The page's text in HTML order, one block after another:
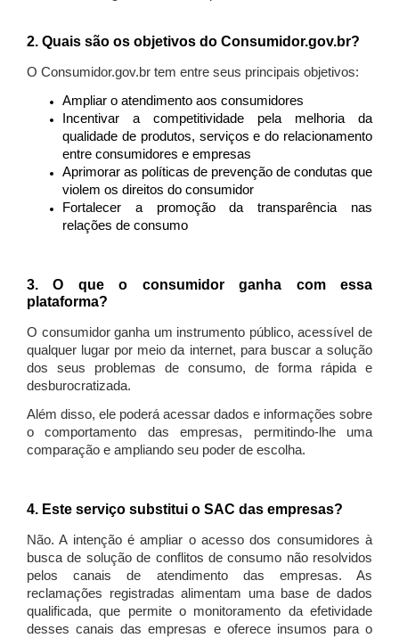
2. Quais são os objetivos do Consumidor.gov.br?
O Consumidor.gov.br tem entre seus principais objetivos:
Ampliar o atendimento aos consumidores
Incentivar a competitividade pela melhoria da
qualidade de produtos, serviços e do relacionamento
entre consumidores e empresas
Aprimorar as políticas de prevenção de condutas que
violem os direitos do consumidor
Fortalecer a promoção da transparência nas
relações de consumo
3. O que o consumidor ganha com essa
plataforma?
O consumidor ganha um instrumento público, acessível de
qualquer lugar por meio da internet, para buscar a solução
dos seus problemas de consumo, de forma rápida e
desburocratizada.
Além disso, ele poderá acessar dados e informações sobre
o comportamento das empresas, permitindo-lhe uma
comparação e ampliando seu poder de escolha.
4. Este serviço substitui o SAC das empresas?
Não. A intenção é ampliar o acesso dos consumidores à
busca de solução de conflitos de consumo não resolvidos
pelos canais de atendimento das empresas. As
reclamações registradas alimentam uma base de dados
qualificada, que permite o monitoramento da efetividade
desses canais das empresas e oferece insumos para o